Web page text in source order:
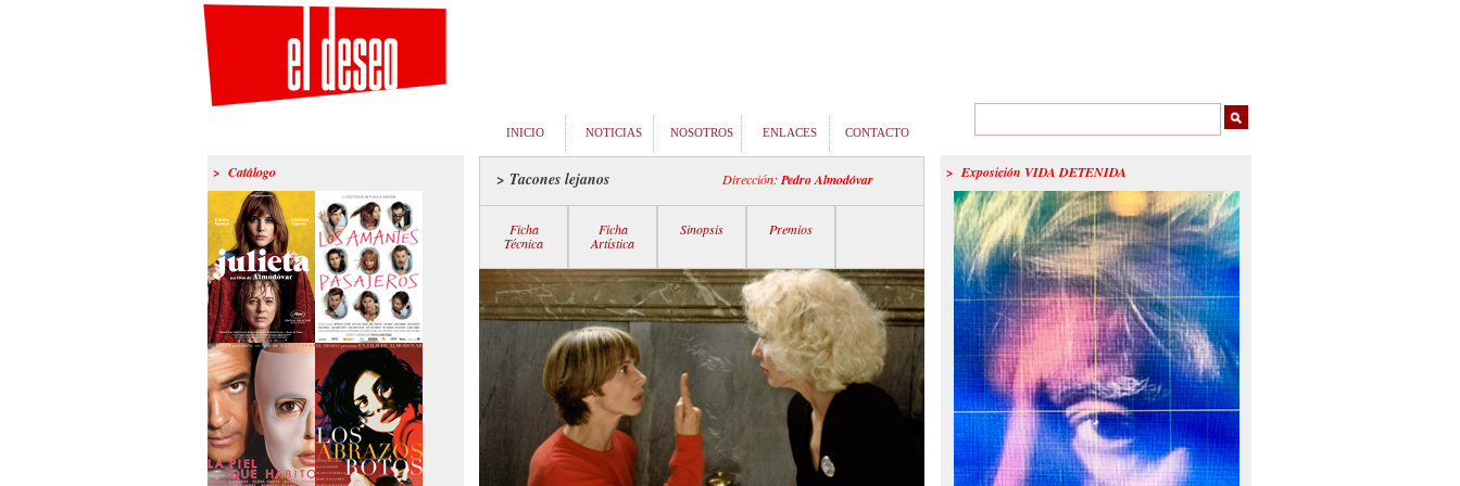
INICIO NOTICIAS NOSOTROS ENLACES CONTACTO
> Catálogo
>Julieta
>Los amantes
pasajeros
> Tacones lejanos Dirección: Pedro Almodóvar
Ficha
Técnica
Ficha
Artística
Sinopsis Premios
> Exposición VIDA DETENIDA